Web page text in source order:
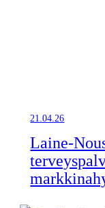
21.04.26
Laine-